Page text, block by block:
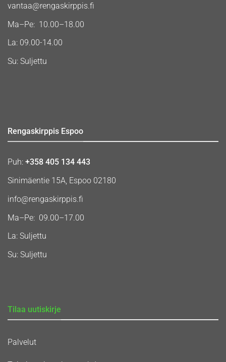
vantaa@rengaskirppis.fi
Ma–Pe: 10.00–18.00
La: 09.00-14.00
Su: Suljettu
Rengaskirppis Espoo
Puh: +358 405 134 443
Sinimäentie 15A, Espoo 02180
info@rengaskirppis.fi
Ma–Pe: 09.00–17.00
La: Suljettu
Su: Suljettu
Tilaa uutiskirje
Palvelut